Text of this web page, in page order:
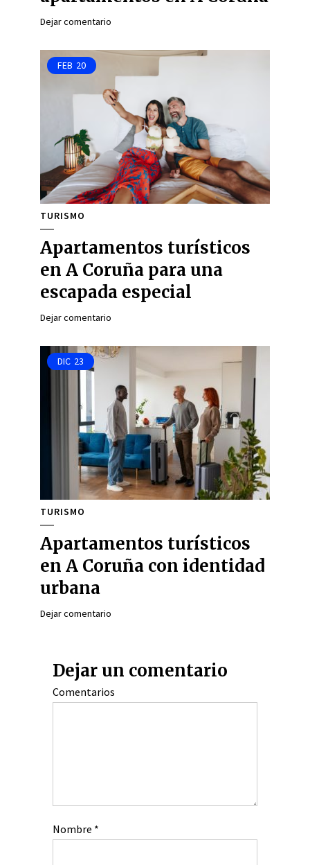
Dejar comentario
FEB 20
TURISMO
Apartamentos turísticos
en A Coruña para una
escapada especial
Dejar comentario
DIC 23
TURISMO
Apartamentos turísticos
en A Coruña con identidad
urbana
Dejar comentario
Dejar un comentario
Comentarios
Nombre *